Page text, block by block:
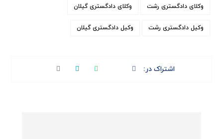
وکلای دادگستری رشت وکلای دادگستری گیلان
وکیل دادگستری رشت وکیل دادگستری گیلان